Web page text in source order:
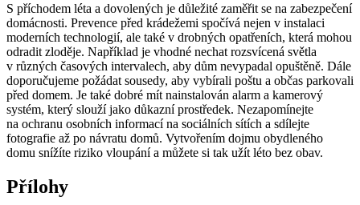
S příchodem léta a dovolených je důležité zaměřit se na zabezpečení
domácnosti. Prevence před krádežemi spočívá nejen v instalaci
moderních technologií, ale také v drobných opatřeních, která mohou
odradit zloděje. Například je vhodné nechat rozsvícená světla
v různých časových intervalech, aby dům nevypadal opuštěně. Dále
doporučujeme požádat sousedy, aby vybírali poštu a občas parkovali
před domem. Je také dobré mít nainstalován alarm a kamerový
systém, který slouží jako důkazní prostředek. Nezapomínejte
na ochranu osobních informací na sociálních sítích a sdílejte
fotografie až po návratu domů. Vytvořením dojmu obydleného
domu snížíte riziko vloupání a můžete si tak užít léto bez obav.
Přílohy